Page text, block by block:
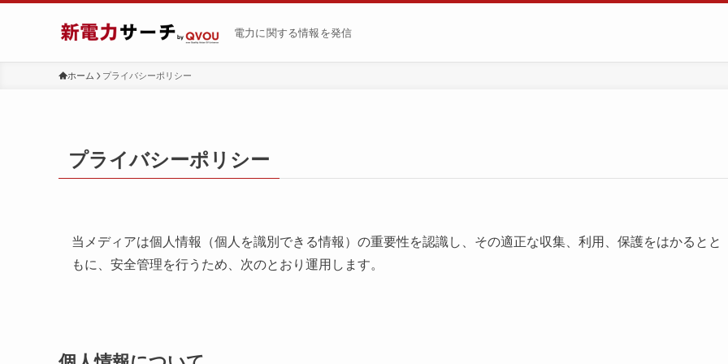
電力に関する情報を発信
ホーム プライバシーポリシー
プライバシーポリシー
当メディアは個人情報（個人を識別できる情報）の重要性を認識し、その適正な収集、利用、保護をはかるとと
もに、安全管理を行うため、次のとおり運用します。